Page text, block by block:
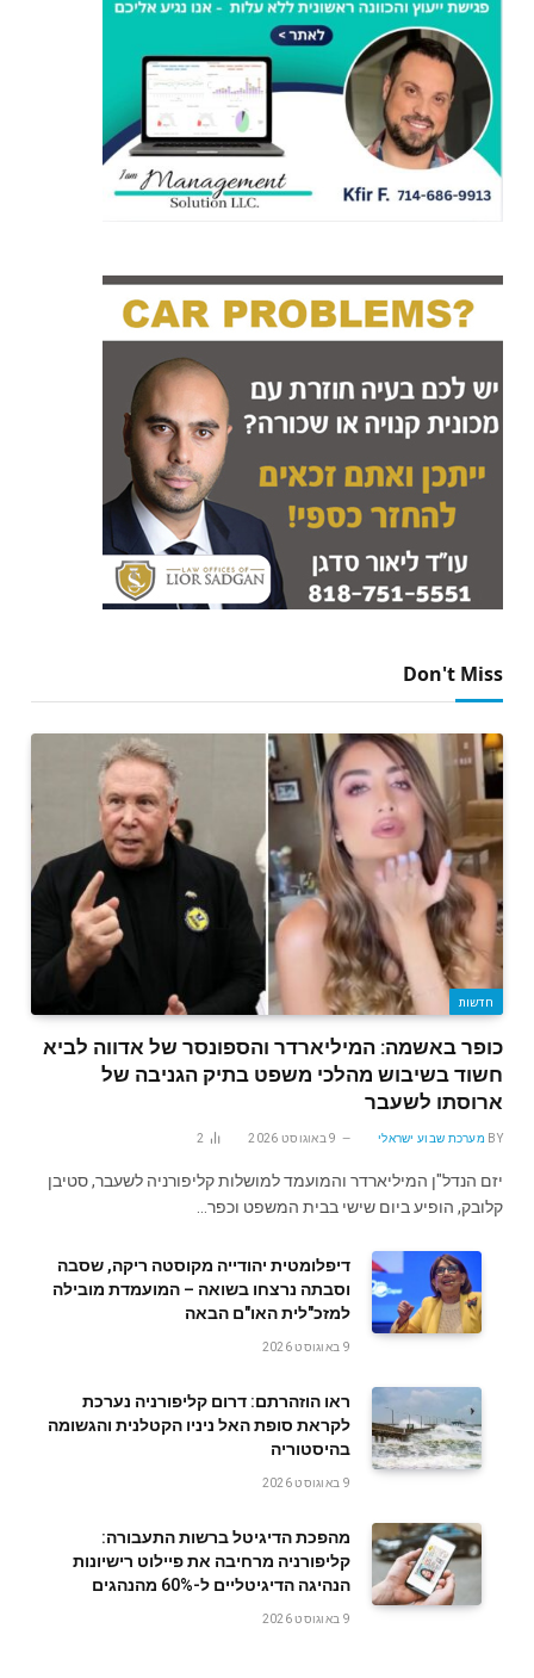
Don't Miss
חדשות
כופר באשמה: המיליארדר והספונסר של אדווה לביא
חשוד בשיבוש מהלכי משפט בתיק הגניבה של
ארוסתו לשעבר
BY מערכת שבוע ישראלי 9 באוגוסט 2026 2
יזם הנדל"ן המיליארדר והמועמד למושלות קליפורניה לשעבר, סטיבן
קלובק, הופיע ביום שישי בבית המשפט וכפר…
דיפלומטית יהודייה מקוסטה ריקה, שסבה
וסבתה נרצחו בשואה – המועמדת מובילה
למזכ"לית האו"ם הבאה
9 באוגוסט 2026
ראו הוזהרתם: דרום קליפורניה נערכת
לקראת סופת האל ניניו הקטלנית והגשומה
בהיסטוריה
9 באוגוסט 2026
מהפכת הדיגיטל ברשות התעבורה:
קליפורניה מרחיבה את פיילוט רישיונות
הנהיגה הדיגיטליים ל-60% מהנהגים
9 באוגוסט 2026